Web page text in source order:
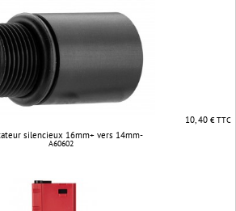
10, 40€ TTC
silencieux 16mm+ vers 14mm-
A60602